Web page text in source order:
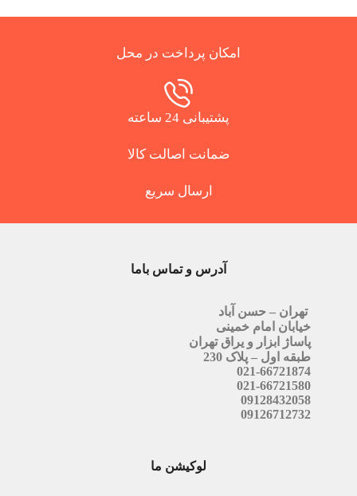
امکان پرداخت در محل
پشتیبانی 24 ساعته
ضمانت اصالت کالا
ارسال سریع
آدرس و تماس باما
تهران – حسن آباد
خیابان امام خمینی
پاساژ ابزار و یراق تهران
طبقه اول – پلاک 230
021-66721874
021-66721580
09128432058
09126712732
لوکیشن ما